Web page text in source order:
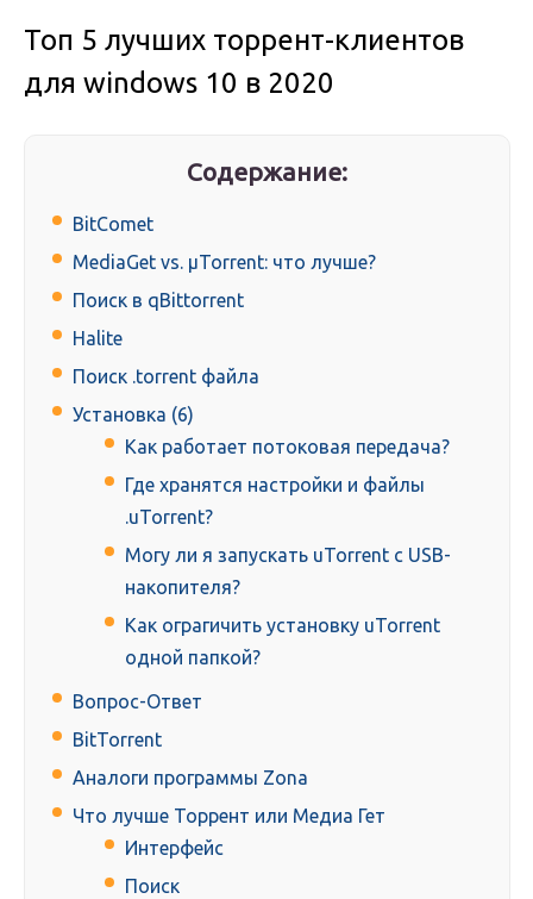
Топ 5 лучших торрент-клиентов
для windows 10 в 2020
Содержание:
BitComet
MediaGet vs. μTorrent: что лучше?
Поиск в qBittorrent
Halite
Поиск .torrent файла
Установка (6)
Как работает потоковая передача?
Где хранятся настройки и файлы
.uTorrent?
Могу ли я запускать uTorrent с USB-
накопителя?
Как ограгичить установку uTorrent
одной папкой?
Вопрос-Ответ
BitTorrent
Аналоги программы Zona
Что лучше Торрент или Медиа Гет
Интерфейс
Поиск